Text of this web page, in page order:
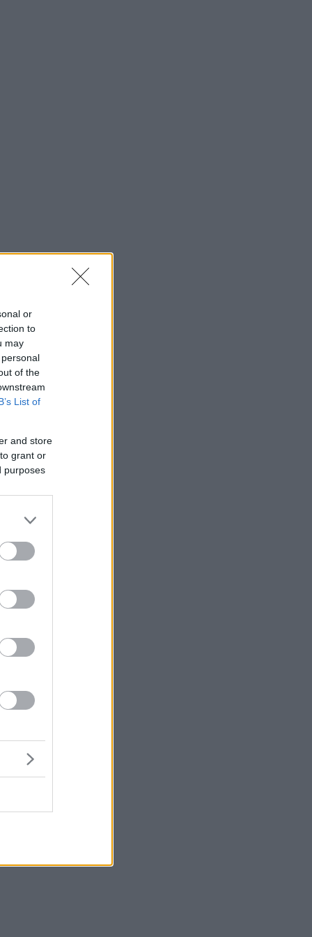
or
to
may
of the
List of
and store
grant or
purposes